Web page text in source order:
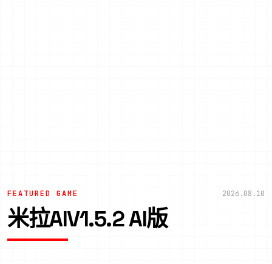
FEATURED GAME 2026.08.10
米拉AIV1.5.2 AI版